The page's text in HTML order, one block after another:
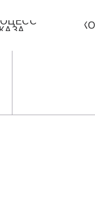
КОНТАКТЫ